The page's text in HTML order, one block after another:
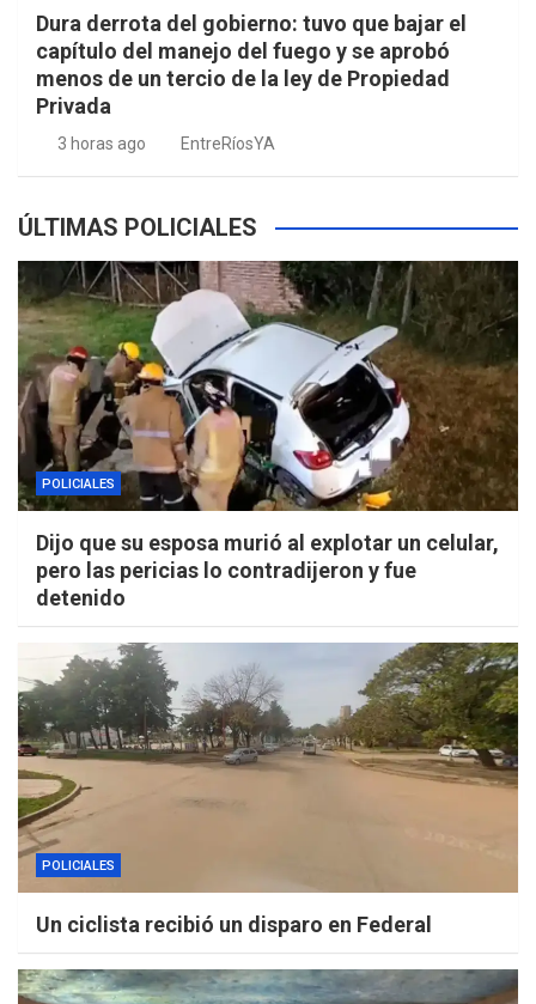
Dura derrota del gobierno: tuvo que bajar el
capítulo del manejo del fuego y se aprobó
menos de un tercio de la ley de Propiedad
Privada
3 horas ago EntreRíosYA
ÚLTIMAS POLICIALES
POLICIALES
Dijo que su esposa murió al explotar un celular,
pero las pericias lo contradijeron y fue
detenido
POLICIALES
Un ciclista recibió un disparo en Federal